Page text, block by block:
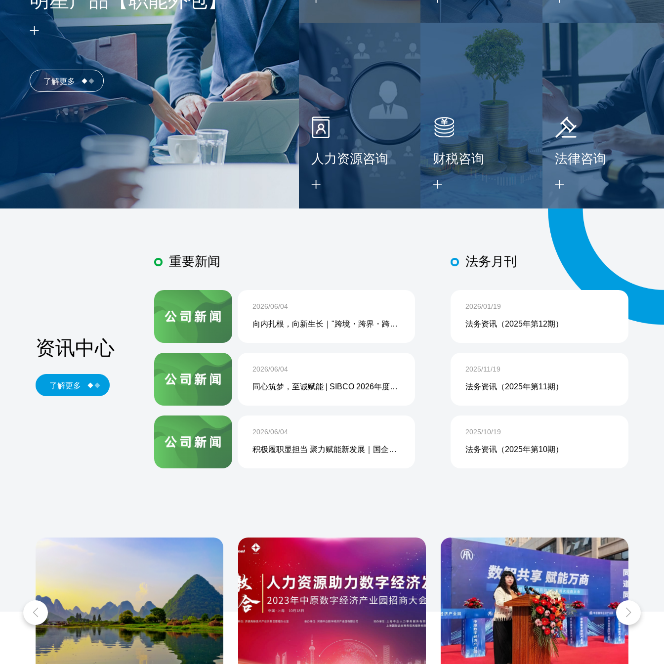
了解更多
人力资源咨询 财税咨询 法律咨询
资讯中心
了解更多
重要新闻
2026/06/04
向内扎根，向新生长｜"跨境・跨界・跨周期企业内生力沙龙"成功举办
2026/06/04
同心筑梦，至诚赋能 | SIBCO 2026年度团建活动圆满收官
2026/06/04
积极履职显担当 聚力赋能新发展｜国企商务&中企人力出席上海现代服务业联合会第五届会员大会第三次会议暨2026服务业高质量发展大会
法务月刊
2026/01/19
法务资讯（2025年第12期）
2025/11/19
法务资讯（2025年第11期）
2025/10/19
法务资讯（2025年第10期）